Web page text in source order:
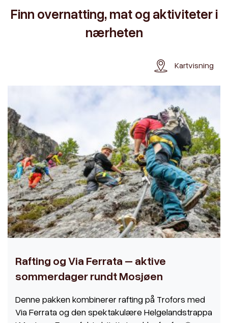
Finn overnatting, mat og aktiviteter i
nærheten
Kartvisning
Rafting og Via Ferrata – aktive
sommerdager rundt Mosjøen
Denne pakken kombinerer rafting på Trofors med
Via Ferrata og den spektakulære Helgelandstrappa